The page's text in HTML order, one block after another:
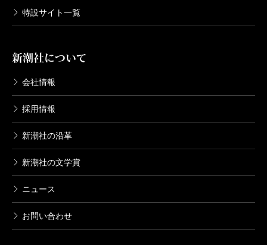
特設サイト一覧
新潮社について
会社情報
採用情報
新潮社の沿革
新潮社の文学賞
ニュース
お問い合わせ